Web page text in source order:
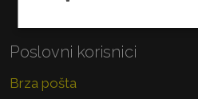
Poslovni korisnici
Brza pošta